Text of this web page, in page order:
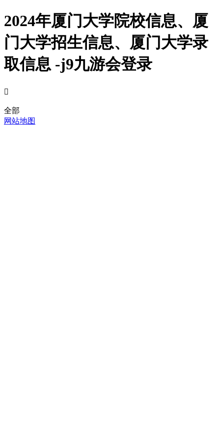
2024年厦门大学院校信息、厦
门大学招生信息、厦门大学录
取信息 -j9九游会登录

全部
网站地图